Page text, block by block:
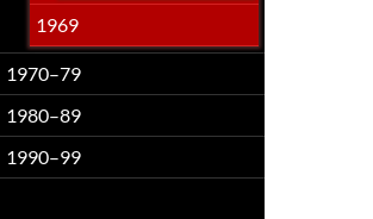
1969
1970–79
1980–89
1990–99